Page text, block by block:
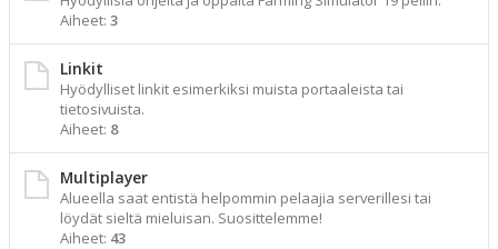
Aiheet: 3
Linkit
Hyödylliset linkit esimerkiksi muista portaaleista tai
tietosivuista.
Aiheet: 8
Multiplayer
Alueella saat entistä helpommin pelaajia serverillesi tai
löydät sieltä mieluisan. Suosittelemme!
Aiheet: 43